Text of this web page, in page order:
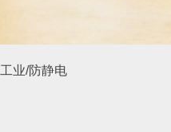
工业/防静电